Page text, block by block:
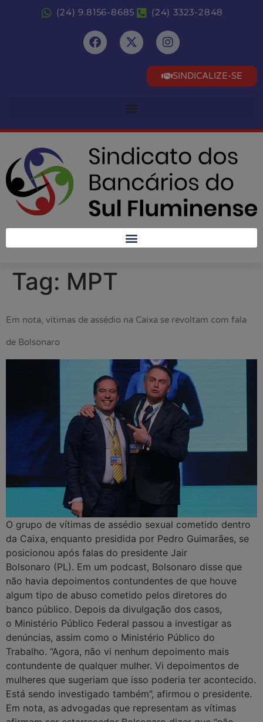
(24) 9.8156-8685 (24) 3323-2848
SINDICALIZE-SE
Tag: MPT
Em nota, vítimas de assédio na Caixa se revoltam com fala
de Bolsonaro
O grupo de vítimas de assédio sexual cometido dentro
da Caixa, enquanto presidida por Pedro Guimarães, se
posicionou após falas do presidente Jair
Bolsonaro (PL). Em um podcast, Bolsonaro disse que
não havia depoimentos contundentes de que houve
algum tipo de abuso cometido pelos diretores do
banco público. Depois da divulgação dos casos,
o Ministério Público Federal passou a investigar as
denúncias, assim como o Ministério Público do
Trabalho. “Agora, não vi nenhum depoimento mais
contundente de qualquer mulher. Vi depoimentos de
mulheres que sugeriam que isso poderia ter acontecido.
Está sendo investigado também”, afirmou o presidente.
Em nota, as advogadas que representam as vítimas